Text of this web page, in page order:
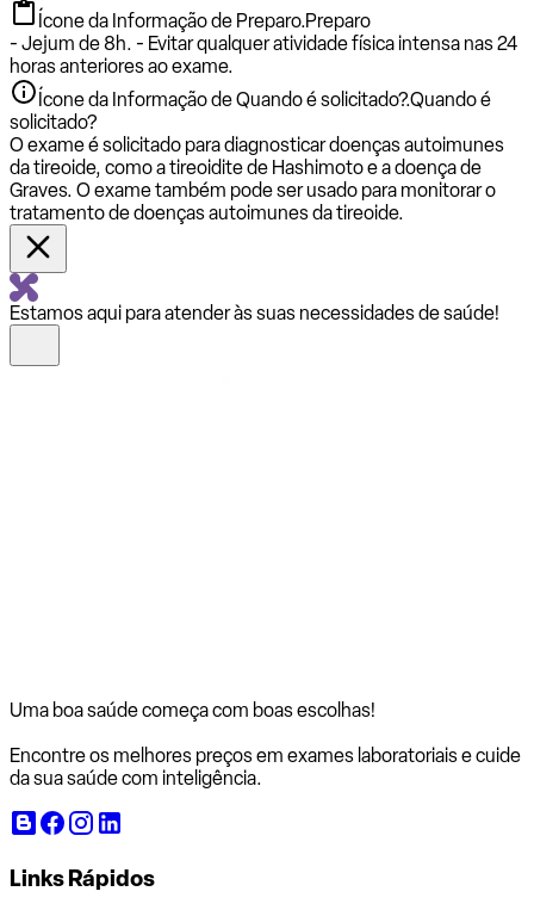
Ícone da Informação de Preparo.Preparo
- Jejum de 8h. - Evitar qualquer atividade física intensa nas 24
horas anteriores ao exame.
Ícone da Informação de Quando é solicitado?.Quando é
solicitado?
O exame é solicitado para diagnosticar doenças autoimunes
da tireoide, como a tireoidite de Hashimoto e a doença de
Graves. O exame também pode ser usado para monitorar o
tratamento de doenças autoimunes da tireoide.
Estamos aqui para atender às suas necessidades de saúde!
Uma boa saúde começa com boas escolhas!
Encontre os melhores preços em exames laboratoriais e cuide
da sua saúde com inteligência.
Links Rápidos